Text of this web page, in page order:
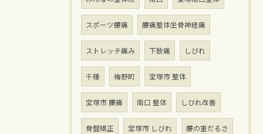
スポーツ腰痛 腰痛整体坐骨神経痛
ストレッチ痛み 下肢痛 しびれ
千種 梅野町 宝塚市 整体
宝塚市 腰痛 南口 整体 しびれ改善
骨盤矯正 宝塚市 しびれ 腰の重だるさ